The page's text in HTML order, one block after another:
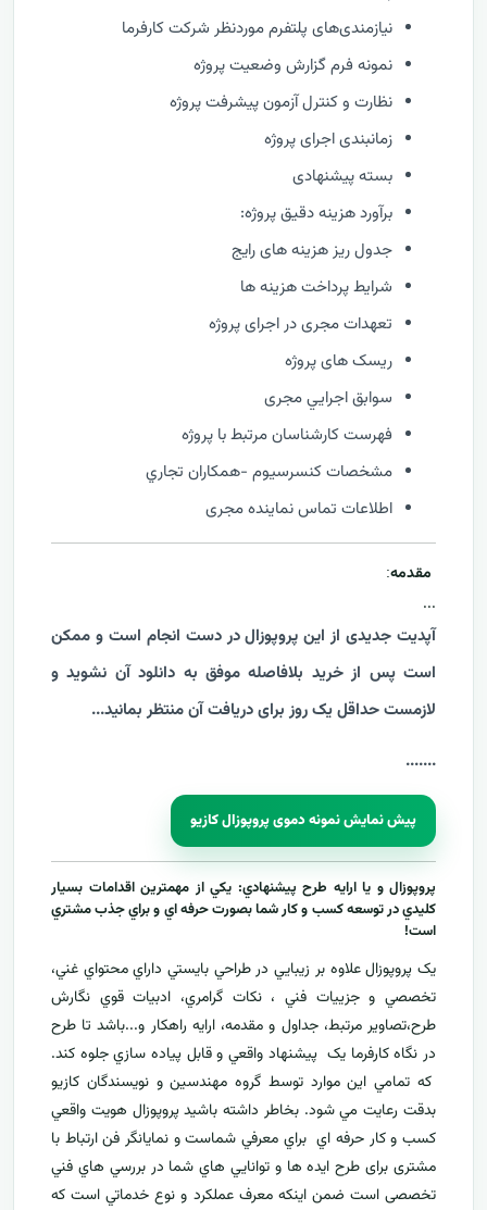
نیازمندی‌های پلتفرم موردنظر شرکت کارفرما
نمونه فرم گزارش وضعيت پروژه
نظارت و كنترل آزمون پیشرفت پروژه
زمانبندی اجرای پروژه
بسته پیشنهادی
برآورد هزینه دقیق پروژه:
جدول ریز هزینه های رایج
شرایط پرداخت هزینه ها
تعهدات مجری در اجرای پروژه
ریسک های پروژه
سوابق اجرايي مجری
فهرست كارشناسان مرتبط با پروژه
مشخصات كنسرسيوم -همكاران تجاري
اطلاعات تماس نماینده مجری
مقدمه:
...
آپدیت جدیدی از این پروپوزال در دست انجام است و ممکن
است پس از خرید بلافاصله موفق به دانلود آن نشوید و
لازمست حداقل یک روز برای دریافت آن منتظر بمانید...
...
....
پیش نمایش نمونه دموی پروپوزال کازیو
پروپوزال و يا ارايه طرح پيشنهادي: يکي از مهمترين اقدامات بسيار
کليدي در توسعه کسب و کار شما بصورت حرفه اي و براي جذب مشتري
است!
يک پروپوزال علاوه بر زيبايي در طراحي بايستي داراي محتواي غني،
تخصصي و جزييات فني ، نکات گرامري، ادبيات قوي نگارش
طرح،تصاوير مرتبط، جداول و مقدمه، ارایه راهکار و...باشد تا طرح
در نگاه کارفرما يک پيشنهاد واقعي و قابل پياده سازي جلوه کند.
که تمامي اين موارد توسط گروه مهندسين و نويسندگان کازيو
بدقت رعايت مي شود. بخاطر داشته باشيد پروپوزال هويت واقعي
کسب و کار حرفه اي براي معرفيشماست و نمایانگر فن ارتباط با
مشتری برای طرح ايده ها و توانايي هاي شما در بررسي هاي فني
تخصصی است ضمن اینکه معرف عملکرد و نوع خدماتي است که